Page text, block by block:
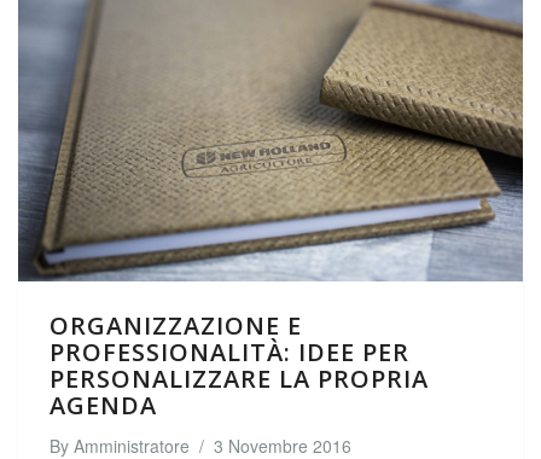
ORGANIZZAZIONE E
PROFESSIONALITÀ: IDEE PER
PERSONALIZZARE LA PROPRIA
AGENDA
By Amministratore / 3 Novembre 2016